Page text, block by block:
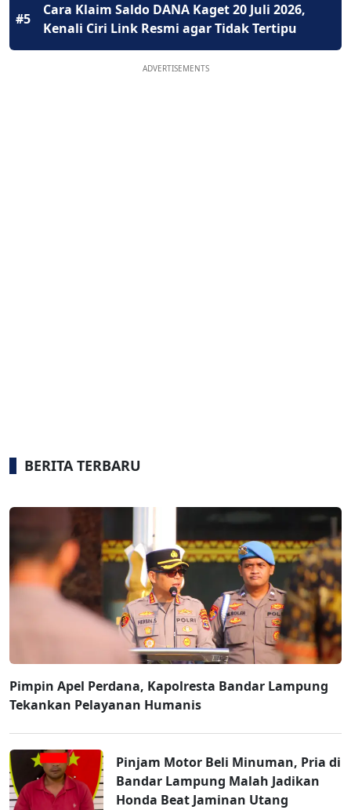
#5
Cara Klaim Saldo DANA Kaget 20 Juli 2026,
Kenali Ciri Link Resmi agar Tidak Tertipu
ADVERTISEMENTS
BERITA TERBARU
Pimpin Apel Perdana, Kapolresta Bandar Lampung
Tekankan Pelayanan Humanis
Pinjam Motor Beli Minuman, Pria di
Bandar Lampung Malah Jadikan
Honda Beat Jaminan Utang